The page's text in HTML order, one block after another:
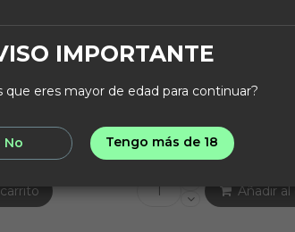
Cepillo Limpieza
3,16 €
Añadir al
IMPORTANTE
que eres mayor de edad para continuar?
No Tengo más de 18